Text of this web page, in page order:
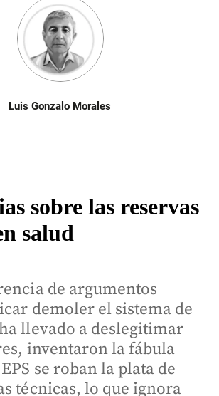
Luis Gonzalo Morales
sobre las reservas
salud
de argumentos
demoler el sistema de
llevado a deslegitimar
inventaron la fábula
se roban la plata de
técnicas, lo que ignora